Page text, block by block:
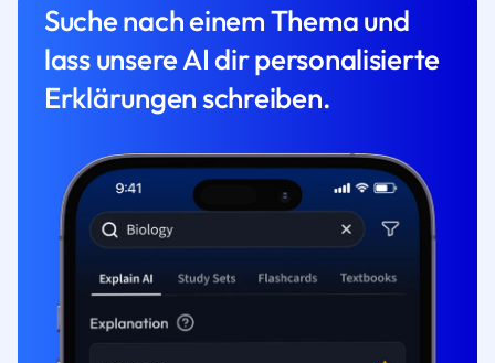
Suche nach einem Thema und
lass unsere AI dir personalisierte
Erklärungen schreiben.